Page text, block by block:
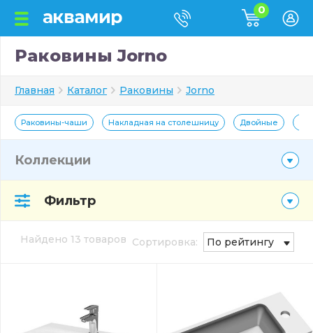
0
Раковины Jorno
Главная Каталог Раковины Jorno
Раковины-чаши Накладная на столешницу Двойные
Коллекции
Фильтр
Найдено 13 товаров Сортировка: По рейтингу